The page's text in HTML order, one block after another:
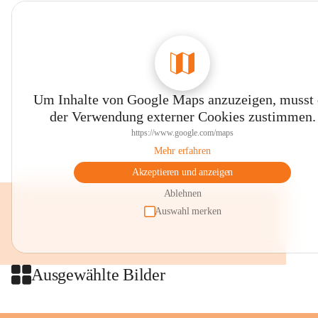
Um Inhalte von Google Maps anzuzeigen, musst
der Verwendung externer Cookies zustimmen.
https://www.google.com/maps
Mehr erfahren
Akzeptieren und anzeigen
Ablehnen
Auswahl merken
Ausgewählte Bilder